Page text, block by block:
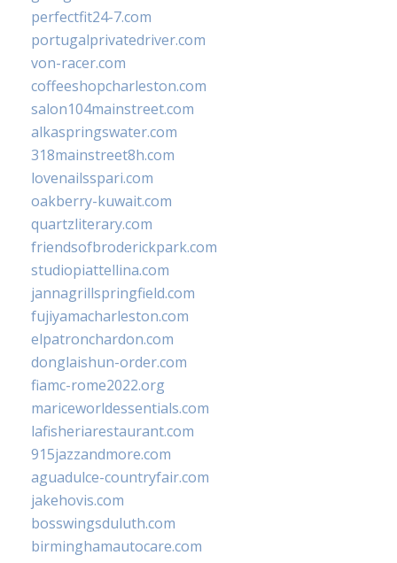
perfectfit24-7.com
portugalprivatedriver.com
von-racer.com
coffeeshopcharleston.com
salon104mainstreet.com
alkaspringswater.com
318mainstreet8h.com
lovenailsspari.com
oakberry-kuwait.com
quartzliterary.com
friendsofbroderickpark.com
studiopiattellina.com
jannagrillspringfield.com
fujiyamacharleston.com
elpatronchardon.com
donglaishun-order.com
fiamc-rome2022.org
mariceworldessentials.com
lafisheriarestaurant.com
915jazzandmore.com
aguadulce-countryfair.com
jakehovis.com
bosswingsduluth.com
birminghamautocare.com